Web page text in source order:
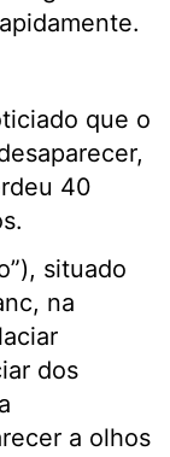
que o
40
situado
na
dos
a olhos